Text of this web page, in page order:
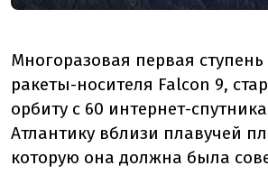
Многоразовая первая
ракеты-носителя Falcon 9,
орбиту с 60 интернет-
Атлантику вблизи плавучей
которую она должна была